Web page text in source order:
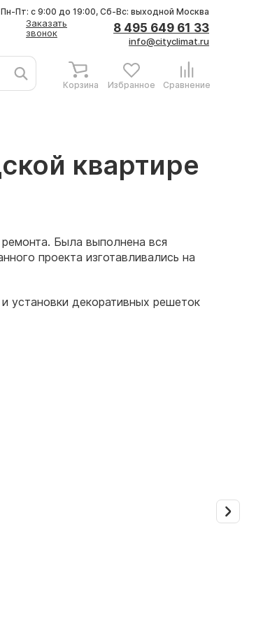
Заказать
звонок
8 495 649 61 33
info@cityclimat.ru
Пн-Пт: с 9:00 до 19:00, Сб-Вс: выходной Москва
Корзина Избранное Сравнение
квартире
Была выполнена вся
проекта изготавливались на
установки декоративных решеток